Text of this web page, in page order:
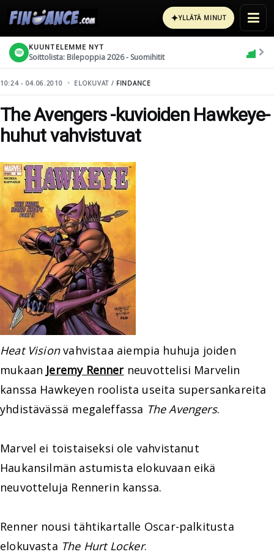
✦YLLÄTÄ MINUT
KUUNTELEMME NYT
Soittolista: Bilepoppia 2026 - Suomihitit
10:24 - 04.06.2010 ELOKUVAT / FINDANCE
The Avengers -kuvioiden Hawkeye-
huhut vahvistuvat
Heat Visionvahvistaa aiempia huhuja joiden
mukaan Jeremy Rennerneuvottelisi Marvelin
kanssa Hawkeyen roolista useita supersankareita
yhdistävässä megaleffassa The Avengers.
Marvel ei toistaiseksi ole vahvistanut
Haukansilmän astumista elokuvaan eikä
neuvotteluja Rennerin kanssa.
Renner nousi tähtikartalle Oscar-palkitusta
elokuvasta The Hurt Locker.